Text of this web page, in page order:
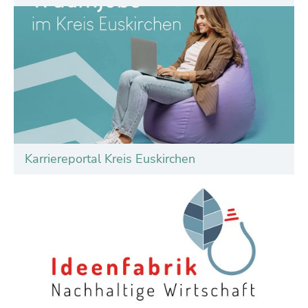
Karriereportal Kreis Euskirchen